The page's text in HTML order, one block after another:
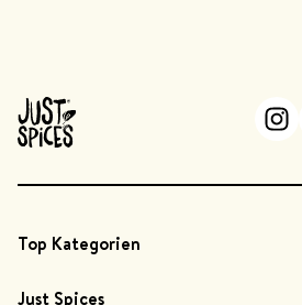
Top Kategorien
Just Spices